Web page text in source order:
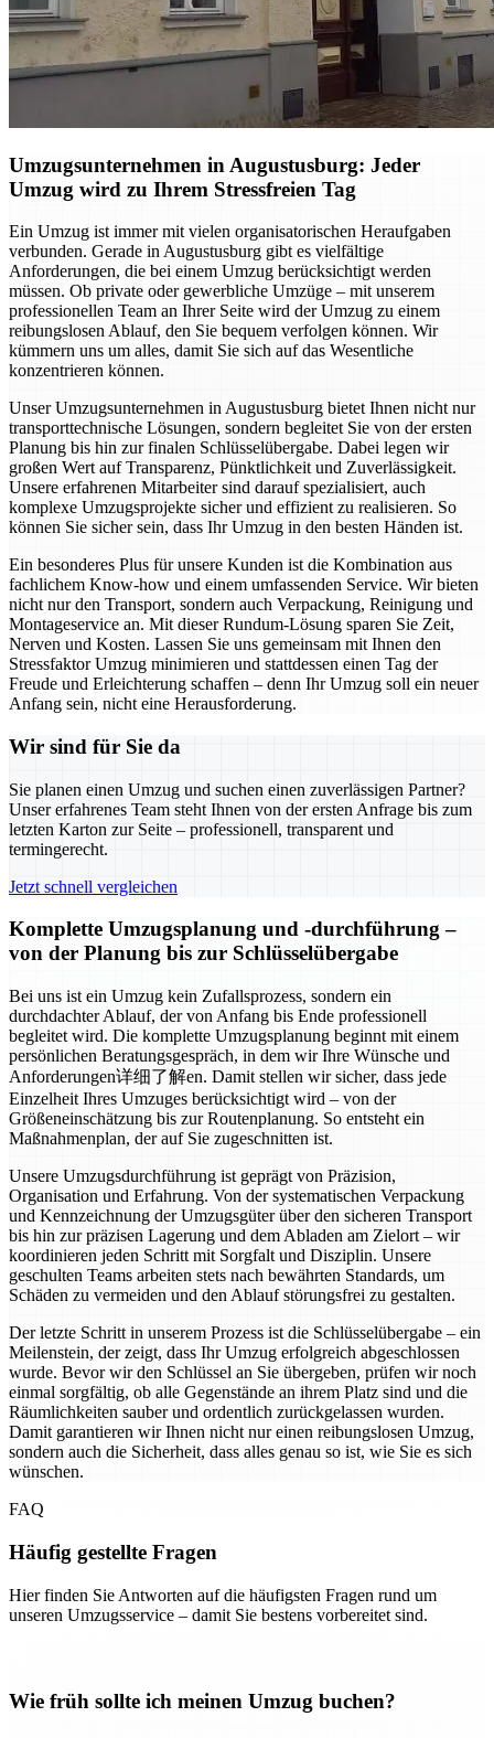
Umzugsunternehmen in Augustusburg: Jeder
Umzug wird zu Ihrem Stressfreien Tag
Ein Umzug ist immer mit vielen organisatorischen Heraufgaben
verbunden. Gerade in Augustusburg gibt es vielfältige
Anforderungen, die bei einem Umzug berücksichtigt werden
müssen. Ob private oder gewerbliche Umzüge – mit unserem
professionellen Team an Ihrer Seite wird der Umzug zu einem
reibungslosen Ablauf, den Sie bequem verfolgen können. Wir
kümmern uns um alles, damit Sie sich auf das Wesentliche
konzentrieren können.
Unser Umzugsunternehmen in Augustusburg bietet Ihnen nicht nur
transporttechnische Lösungen, sondern begleitet Sie von der ersten
Planung bis hin zur finalen Schlüsselübergabe. Dabei legen wir
großen Wert auf Transparenz, Pünktlichkeit und Zuverlässigkeit.
Unsere erfahrenen Mitarbeiter sind darauf spezialisiert, auch
komplexe Umzugsprojekte sicher und effizient zu realisieren. So
können Sie sicher sein, dass Ihr Umzug in den besten Händen ist.
Ein besonderes Plus für unsere Kunden ist die Kombination aus
fachlichem Know-how und einem umfassenden Service. Wir bieten
nicht nur den Transport, sondern auch Verpackung, Reinigung und
Montageservice an. Mit dieser Rundum-Lösung sparen Sie Zeit,
Nerven und Kosten. Lassen Sie uns gemeinsam mit Ihnen den
Stressfaktor Umzug minimieren und stattdessen einen Tag der
Freude und Erleichterung schaffen – denn Ihr Umzug soll ein neuer
Anfang sein, nicht eine Herausforderung.
Wir sind für Sie da
Sie planen einen Umzug und suchen einen zuverlässigen Partner?
Unser erfahrenes Team steht Ihnen von der ersten Anfrage bis zum
letzten Karton zur Seite – professionell, transparent und
termingerecht.
Jetzt schnell vergleichen
Komplette Umzugsplanung und -durchführung –
von der Planung bis zur Schlüsselübergabe
Bei uns ist ein Umzug kein Zufallsprozess, sondern ein
durchdachter Ablauf, der von Anfang bis Ende professionell
begleitet wird. Die komplette Umzugsplanung beginnt mit einem
persönlichen Beratungsgespräch, in dem wir Ihre Wünsche und
Anforderungen详细了解en. Damit stellen wir sicher, dass jede
Einzelheit Ihres Umzuges berücksichtigt wird – von der
Größeneinschätzung bis zur Routenplanung. So entsteht ein
Maßnahmenplan, der auf Sie zugeschnitten ist.
Unsere Umzugsdurchführung ist geprägt von Präzision,
Organisation und Erfahrung. Von der systematischen Verpackung
und Kennzeichnung der Umzugsgüter über den sicheren Transport
bis hin zur präzisen Lagerung und dem Abladen am Zielort – wir
koordinieren jeden Schritt mit Sorgfalt und Disziplin. Unsere
geschulten Teams arbeiten stets nach bewährten Standards, um
Schäden zu vermeiden und den Ablauf störungsfrei zu gestalten.
Der letzte Schritt in unserem Prozess ist die Schlüsselübergabe – ein
Meilenstein, der zeigt, dass Ihr Umzug erfolgreich abgeschlossen
wurde. Bevor wir den Schlüssel an Sie übergeben, prüfen wir noch
einmal sorgfältig, ob alle Gegenstände an ihrem Platz sind und die
Räumlichkeiten sauber und ordentlich zurückgelassen wurden.
Damit garantieren wir Ihnen nicht nur einen reibungslosen Umzug,
sondern auch die Sicherheit, dass alles genau so ist, wie Sie es sich
wünschen.
FAQ
Häufig gestellte Fragen
Hier finden Sie Antworten auf die häufigsten Fragen rund um
unseren Umzugsservice – damit Sie bestens vorbereitet sind.
Wie früh sollte ich meinen Umzug buchen?